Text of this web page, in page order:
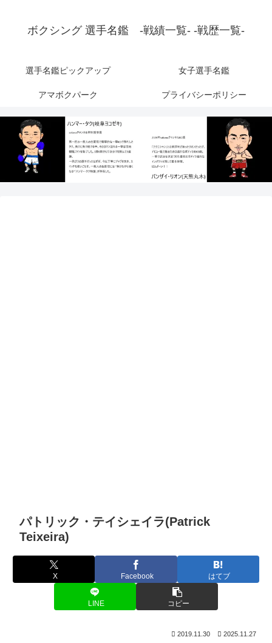
ボクシング 選手名鑑 -戦績一覧- -戦歴一覧-
選手名鑑ピックアップ 女子選手名鑑
アマボクパーク プライバシーポリシー
パトリック・テイシェイラ(Patrick
Teixeira)
X Facebook はてブ
LINE コピー
2019.11.30 2025.11.27